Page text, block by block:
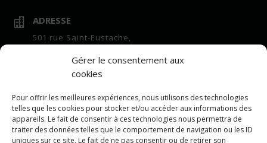
Gérer le consentement aux
cookies
Pour offrir les meilleures expériences, nous utilisons des technologies
telles que les cookies pour stocker et/ou accéder aux informations des
appareils. Le fait de consentir à ces technologies nous permettra de
traiter des données telles que le comportement de navigation ou les ID
uniques sur ce site. Le fait de ne pas consentir ou de retirer son
 ADRESSE
501 rue Saint-Eustache,
Saint-Eustache, QC,
 HEURES D'OUVERTURE
Bureau :
7h à 16h lundi au vendredi